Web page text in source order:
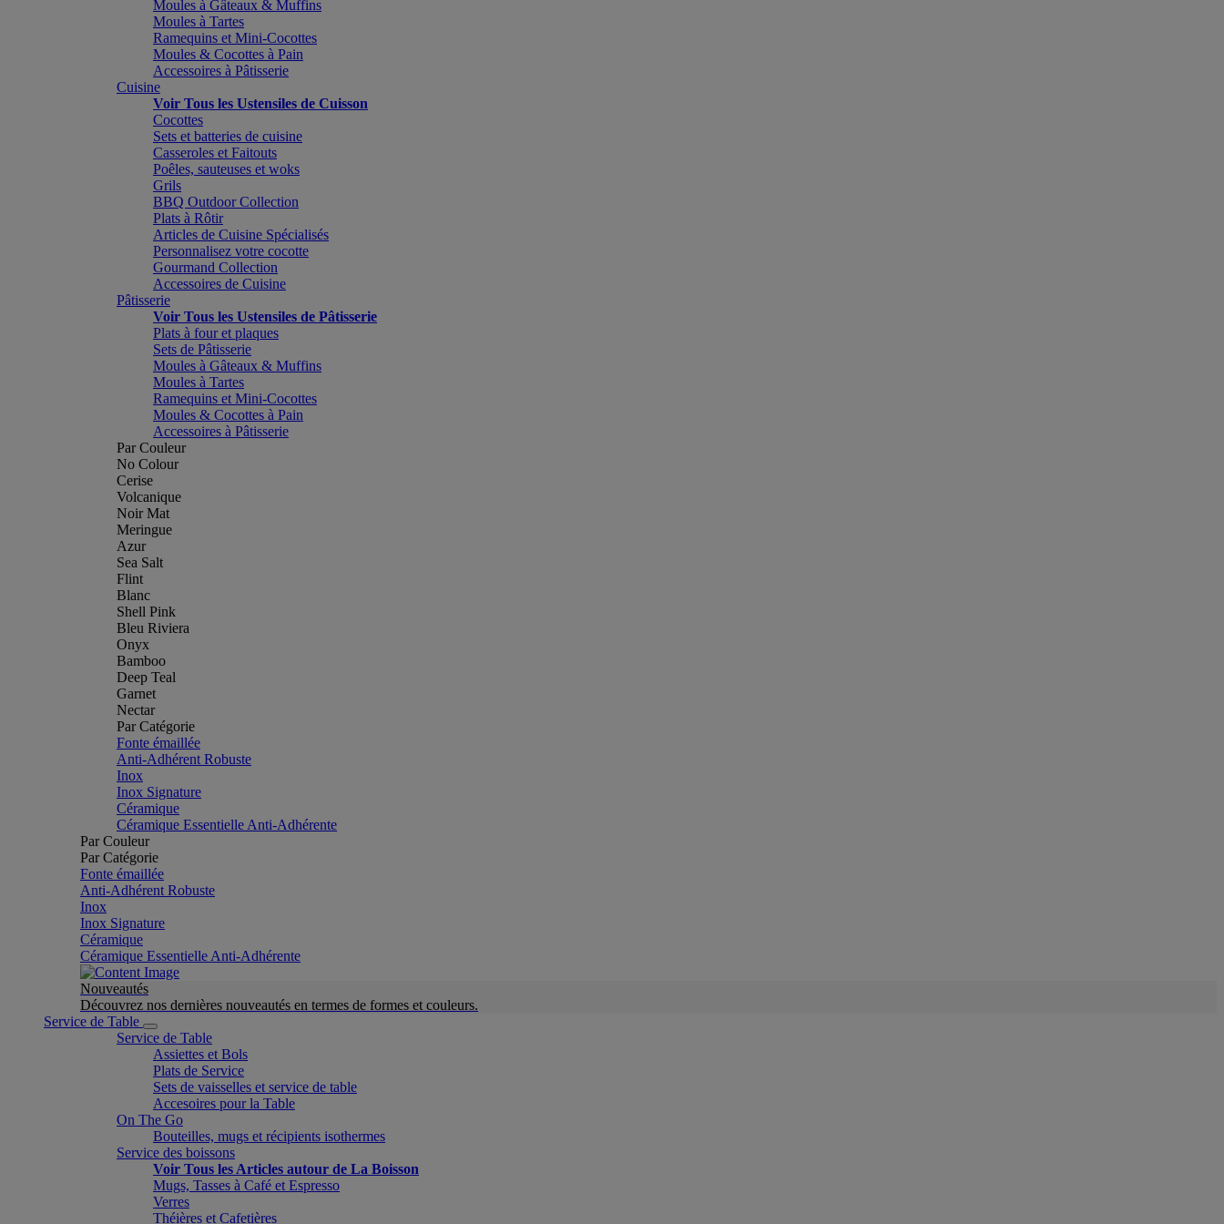
Moules à Gâteaux & Muffins
Moules à Tartes
Ramequins et Mini-Cocottes
Moules & Cocottes à Pain
Accessoires à Pâtisserie
Cuisine
Voir Tous les Ustensiles de Cuisson
Cocottes
Sets et batteries de cuisine
Casseroles et Faitouts
Poêles, sauteuses et woks
Grils
BBQ Outdoor Collection
Plats à Rôtir
Articles de Cuisine Spécialisés
Personnalisez votre cocotte
Gourmand Collection
Accessoires de Cuisine
Pâtisserie
Voir Tous les Ustensiles de Pâtisserie
Plats à four et plaques
Sets de Pâtisserie
Moules à Gâteaux & Muffins
Moules à Tartes
Ramequins et Mini-Cocottes
Moules & Cocottes à Pain
Accessoires à Pâtisserie
Par Couleur
No Colour
Cerise
Volcanique
Noir Mat
Meringue
Azur
Sea Salt
Flint
Blanc
Shell Pink
Bleu Riviera
Onyx
Bamboo
Deep Teal
Garnet
Nectar
Par Catégorie
Fonte émaillée
Anti-Adhérent Robuste
Inox
Inox Signature
Céramique
Céramique Essentielle Anti-Adhérente
Par Couleur
Par Catégorie
Fonte émaillée
Anti-Adhérent Robuste
Inox
Inox Signature
Céramique
Céramique Essentielle Anti-Adhérente
Nouveautés
Découvrez nos dernières nouveautés en termes de formes et couleurs.
Service de Table
Service de Table
Assiettes et Bols
Plats de Service
Sets de vaisselles et service de table
Accesoires pour la Table
On The Go
Bouteilles, mugs et récipients isothermes
Service des boissons
Voir Tous les Articles autour de La Boisson
Mugs, Tasses à Café et Espresso
Verres
Théières et Cafetières